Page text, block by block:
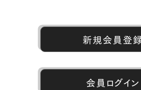
新規会員登
会員ログイン